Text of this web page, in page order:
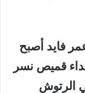
فايد أصبح
قميص نسر
الرتوش